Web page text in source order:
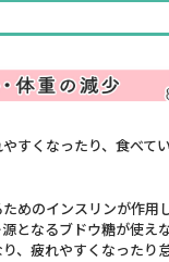
すくなったり、食べて
めのインスリンが作用
となるブドウ糖が使え
、疲れやすくなったり